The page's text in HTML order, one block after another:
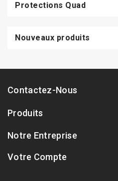
Protections Quad
Nouveaux produits
Contactez-Nous
Produits
Notre Entreprise
Votre Compte